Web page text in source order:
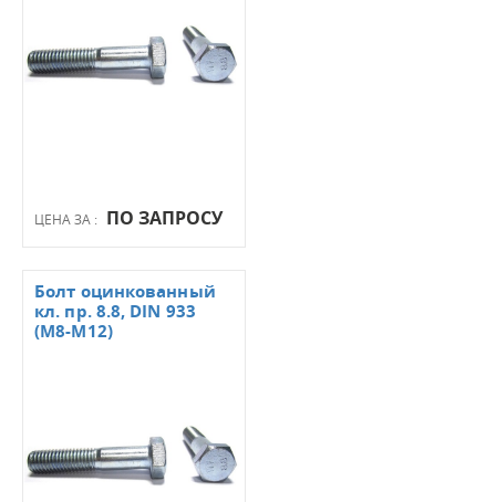
ЦЕНА ЗА : ПО ЗАПРОСУ
Болт оцинкованный
кл. пр. 8.8, DIN 933
(М8-М12)